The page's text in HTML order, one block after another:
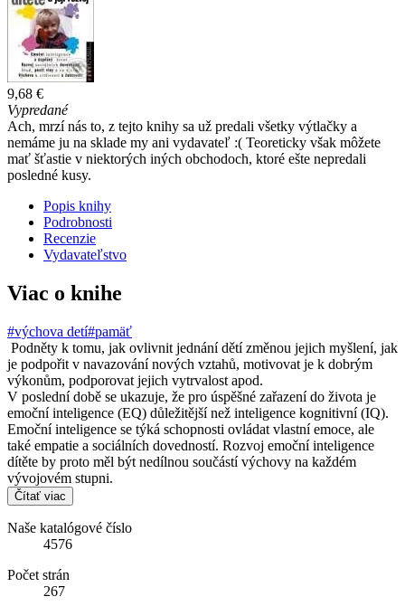
9,68 €
Vypredané
Ach, mrzí nás to, z tejto knihy sa už predali všetky výtlačky a
nemáme ju na sklade my ani vydavateľ :( Teoreticky však môžete
mať šťastie v niektorých iných obchodoch, ktoré ešte nepredali
posledné kusy.
Popis knihy
Podrobnosti
Recenzie
Vydavateľstvo
Viac o knihe
#výchova detí#pamäť
Podněty k tomu, jak ovlivnit jednání dětí změnou jejich myšlení, jak
je podpořit v navazování nových vztahů, motivovat je k dobrým
výkonům, podporovat jejich vytrvalost apod.
V poslední době se ukazuje, že pro úspěšné zařazení do života je
emoční inteligence (EQ) důležitější než inteligence kognitivní (IQ).
Emoční inteligence se týká schopnosti ovládat vlastní emoce, ale
také empatie a sociálních dovedností. Rozvoj emoční inteligence
dítěte by proto měl být nedílnou součástí výchovy na každém
vývojovém stupni.
Čítať viac
Naše katalógové číslo
4576
Počet strán
267